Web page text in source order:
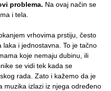
problema. Na ovaj način se
i tela.
vrhovima prstiju, često
i jednostavna. To je tačno
koje nemaju dubinu, ili
se vidi tek kada se
rada. Zato i kažemo da je
muzika izlazi iz njega određeno